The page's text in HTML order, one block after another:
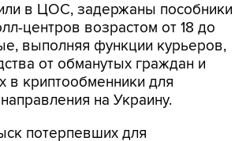
в ЦОС, задержаны пособники
центров возрастом от 18 до
выполняя функции курьеров,
от обманутых граждан и
в криптообменники для
на Украину.
потерпевших для